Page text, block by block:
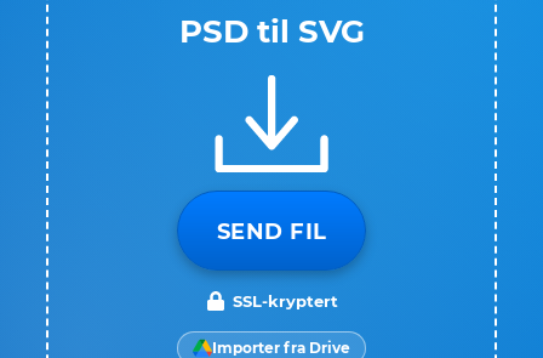
PSD til SVG
SEND FIL
SSL-kryptert
Importer fra Drive